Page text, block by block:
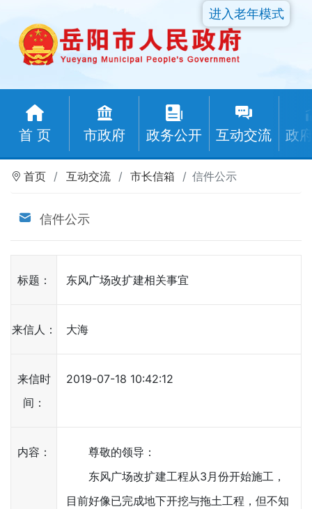
首 页 市政府 政务公开 互动交流 政
进入老年模式
首页 互动交流 市长信箱 信件公示
信件公示
标题： 东风广场改扩建相关事宜
来信人： 大海
来信时
间：
2019-07-18 10:42:12
内容：
尊敬的领导：
东风广场改扩建工程从3月份开始施工，
目前好像已完成地下开挖与拖土工程，但不知